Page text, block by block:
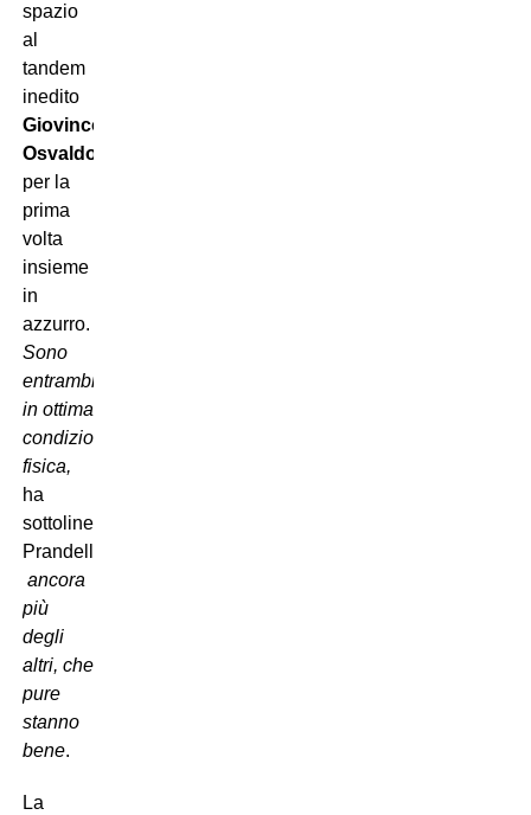
spazio
al
tandem
inedito
Giovinco-
Osvaldo
per la
prima
volta
insieme
in
azzurro.
Sono
entrambi
in ottima
condizione
fisica,
ha
sottolineato
Prandelli
ancora
più
degli
altri, che
pure
stanno
bene.
La